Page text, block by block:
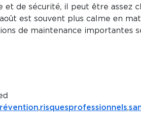
de sécurité, il peut être assez
est souvent plus calme en
de maintenance importantes
,risquesprofessionnels,